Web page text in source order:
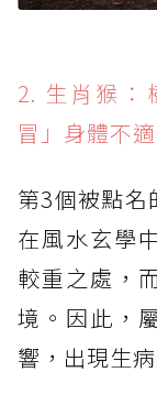
2. 生肖猴：
冒」身體不適
第3個被點
在風水玄學
較重之處，
境。因此，
響，出現生